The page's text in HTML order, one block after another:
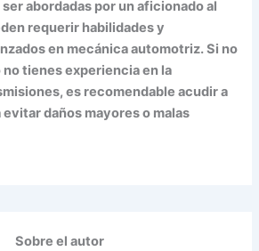
abordadas por un aficionado al
requerir habilidades y
en mecánica automotriz. Si no
tienes experiencia en la
es recomendable acudir a
daños mayores o malas
Sobre el autor